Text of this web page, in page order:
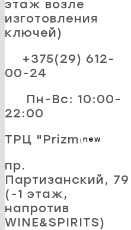
этаж возле
изготовления
ключей)
+375(29) 612-
00-24
Пн-Вс: 10:00-
22:00
new
ТРЦ "Prizma"
пр.
Партизанский, 79
(-1 этаж,
напротив
WINE&SPIRITS)